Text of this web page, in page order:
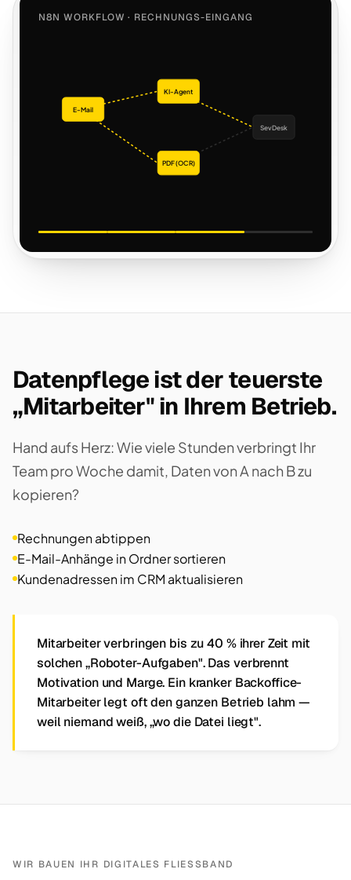
N8N WORKFLOW · RECHNUNGS-EINGANG
E-Mail
KI-Agent
PDF (OCR)
SevDesk
Datenpflege ist der teuerste
„Mitarbeiter" in Ihrem Betrieb.
Hand aufs Herz: Wie viele Stunden verbringt Ihr
Team pro Woche damit, Daten von A nach B zu
kopieren?
Rechnungen abtippen
E-Mail-Anhänge in Ordner sortieren
Kundenadressen im CRM aktualisieren
Mitarbeiter verbringen bis zu 40 % ihrer Zeit mit
solchen „Roboter-Aufgaben". Das verbrennt
Motivation und Marge. Ein kranker Backoffice-
Mitarbeiter legt oft den ganzen Betrieb lahm —
weil niemand weiß, „wo die Datei liegt".
WIR BAUEN IHR DIGITALES FLIESSBAND